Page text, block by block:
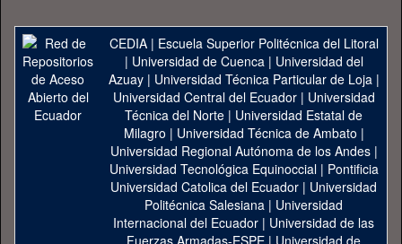
CEDIA| Escuela Superior Politécnica del Litoral
| Universidad de Cuenca| Universidad del
Azuay| Universidad Técnica Particular de Loja|
Universidad Central del Ecuador| Universidad
Técnica del Norte | Universidad Estatal de
Milagro | Universidad Técnica de Ambato |
Universidad Regional Autónoma de los Andes|
Universidad Tecnológica Equinoccial| Pontificia
Universidad Catolica del Ecuador | Universidad
Politécnica Salesiana | Universidad
Internacional del Ecuador | Universidad de las
Fuerzas Armadas-ESPE | Universidad de